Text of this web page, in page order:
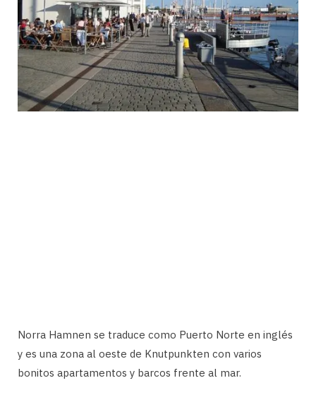
Norra Hamnen se traduce como Puerto Norte en inglés
y es una zona al oeste de Knutpunkten con varios
bonitos apartamentos y barcos frente al mar.